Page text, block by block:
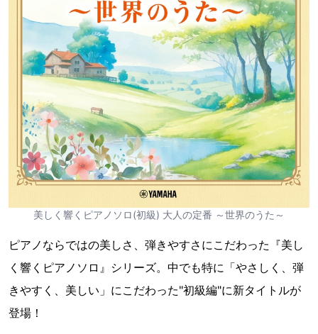
美しく響くピアノソロ(初級) 大人の定番 ～世界のうた～
ピアノならではの美しさ、弾きやすさにこだわった『美し
く響くピアノソロ』シリーズ。中でも特に「やさしく、弾
きやすく、美しい」にこだわった"初級編"に新タイトルが
登場！